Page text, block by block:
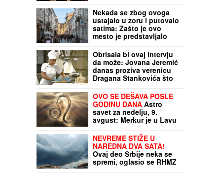
stranku?
Nekada se zbog ovoga
ustajalo u zoru i putovalo
satima: Zašto je ovo
mesto je predstavljalo
destinacije za
Jugoslovene
Obrisala bi ovaj intervju
da može: Jovana Jeremić
danas proziva verenicu
Dragana Stankovića što
nekada je i ona radila
isto!
OVO SE DEŠAVA POSLE
GODINU DANA Astro
savet za nedelju, 9.
avgust: Merkur je u Lavu
vatrenim i vazdušnim
znacima
NEVREME STIŽE U
NAREDNA DVA SATA!
Ovaj deo Srbije neka se
spremi, oglasio se RHMZ